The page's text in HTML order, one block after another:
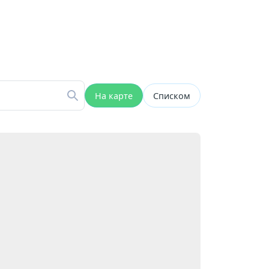
На карте Списком